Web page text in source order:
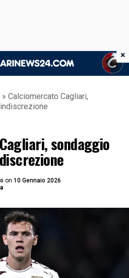
» Calciomercato Cagliari,
sondaggio
on 10 Gennaio 2026
×